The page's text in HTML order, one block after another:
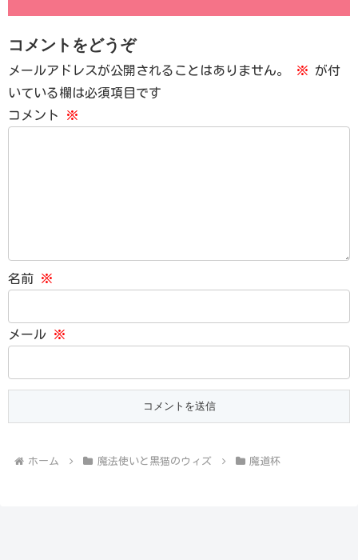
コメントをどうぞ
メールアドレスが公開されることはありません。 ※ が付
いている欄は必須項目です
コメント
※
名前 ※
メール ※
ホーム 魔法使いと黒猫のウィズ 魔道杯